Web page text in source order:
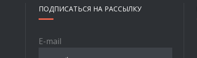
ПОДПИСАТЬСЯ НА РАССЫЛКУ
E-mail